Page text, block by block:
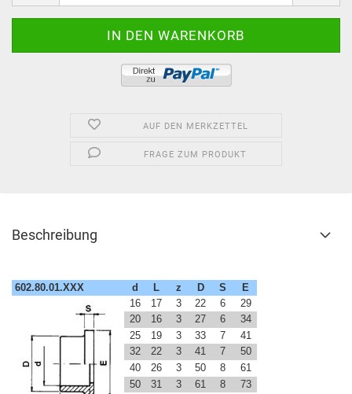
AUF DEN MERKZETTEL
FRAGE ZUM PRODUKT
Beschreibung
602.80.01.XXX d L z D S
E
16
17 3 22 6
29
20
16 3 27 6
34
25
19 3 33 7
41
32
22 3 41 7
50
40
26 3 50 8
61
50
31 3 61 8
73